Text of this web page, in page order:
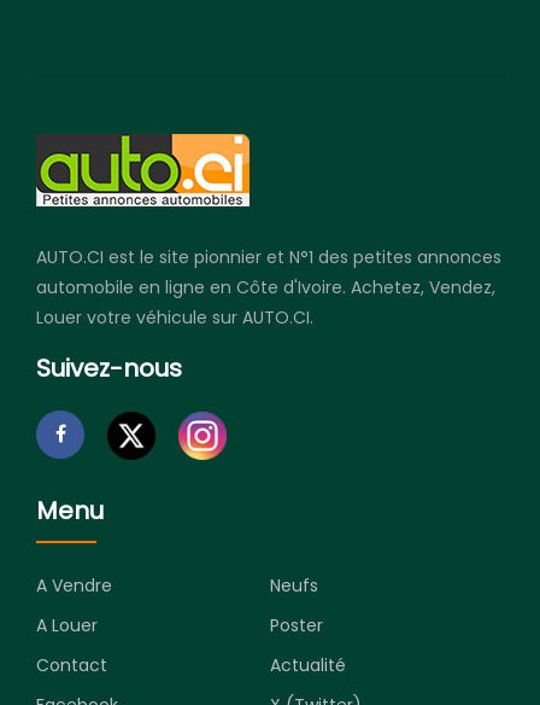
AUTO.CI est le site pionnier et N°1 des petites annonces
automobile en ligne en Côte d'Ivoire. Achetez, Vendez,
Louer votre véhicule sur AUTO.CI.
Suivez-nous
Menu
A Vendre
Neufs
A Louer
Poster
Contact
Actualité